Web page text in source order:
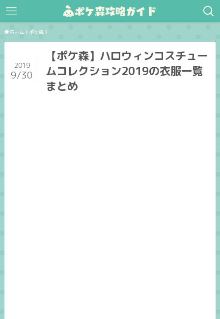
ホーム ポケ森
【ポケ森】ハロウィンコスチュー
ムコレクション2019の衣服一覧
まとめ
2019
9/30